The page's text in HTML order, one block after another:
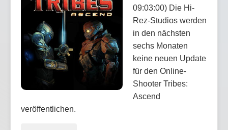
09:03:00) Die Hi-
Rez-Studios werden
in den nächsten
sechs Monaten
keine neuen Update
für den Online-
Shooter Tribes:
Ascend
veröffentlichen.